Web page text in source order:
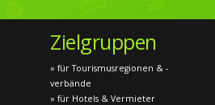
Zielgruppen
» für Tourismusregionen & -
verbände
» für Hotels & Vermieter